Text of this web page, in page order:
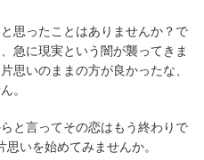
思ったことはありませんか？で
急に現実という闇が襲ってきま
思いのままの方が良かったな、
。
と言ってその恋はもう終わりで
いを始めてみませんか。